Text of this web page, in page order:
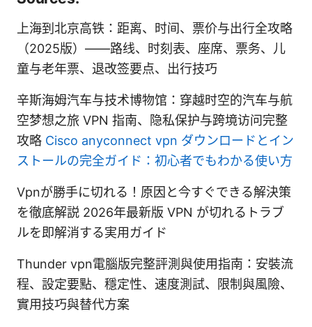
上海到北京高铁：距离、时间、票价与出行全攻略
（2025版）——路线、时刻表、座席、票务、儿
童与老年票、退改签要点、出行技巧
辛斯海姆汽车与技术博物馆：穿越时空的汽车与航
空梦想之旅 VPN 指南、隐私保护与跨境访问完整
攻略 Cisco anyconnect vpn ダウンロードとイン
ストールの完全ガイド：初心者でもわかる使い方
Vpnが勝手に切れる！原因と今すぐできる解決策
を徹底解説 2026年最新版 VPN が切れるトラブ
ルを即解消する実用ガイド
Thunder vpn電腦版完整評測與使用指南：安裝流
程、設定要點、穩定性、速度測試、限制與風險、
實用技巧與替代方案